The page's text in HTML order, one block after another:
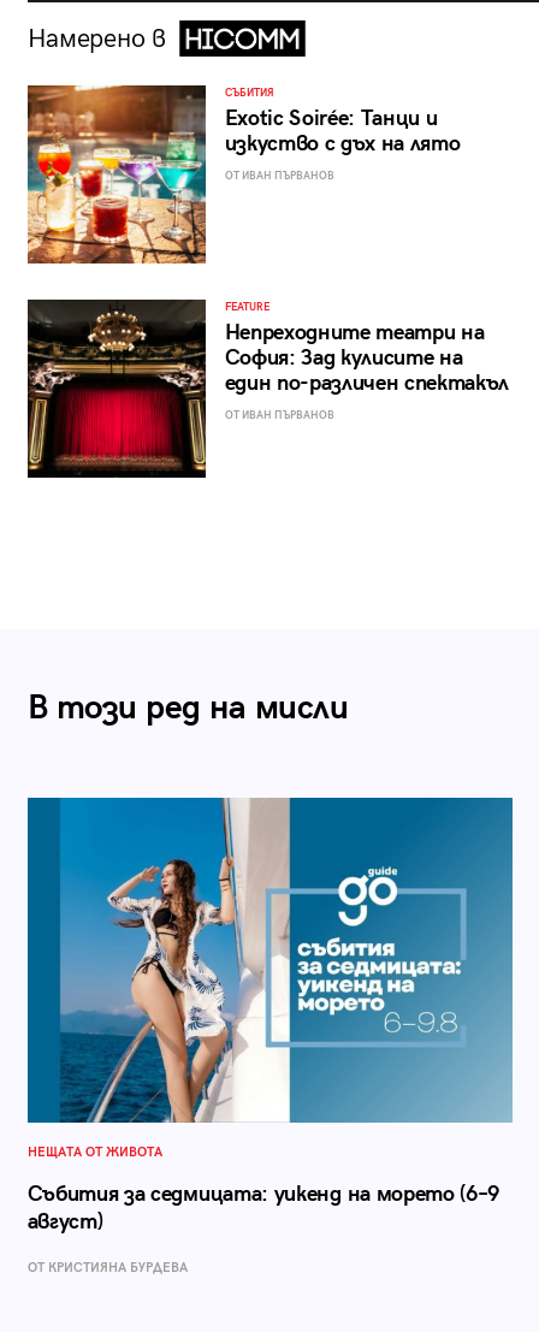
Намерено в
СЪБИТИЯ
Exotic Soirée: Танци и
изкуство с дъх на лято
ОТ ИВАН ПЪРВАНОВ
FEATURE
Непреходните театри на
София: Зад кулисите на
един по-различен спектакъл
ОТ ИВАН ПЪРВАНОВ
В този ред на мисли
НЕЩАТА ОТ ЖИВОТА
Събития за седмицата: уикенд на морето (6–9
август)
ОТ КРИСТИЯНА БУРДЕВА